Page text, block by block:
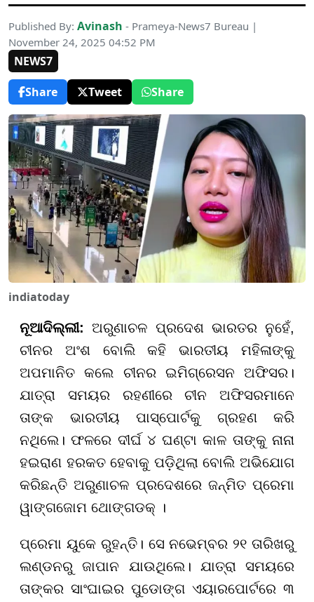
Published By: Avinash - Prameya-News7 Bureau |
November 24, 2025 04:52 PM
NEWS7
Share
Tweet Share
indiatoday
ନୂଆଦିଲ୍ଲୀ:ଅରୁଣାଚଳ ପ୍ରଦେଶ ଭାରତର ନୁହେଁ,
ଚୀନର ଅଂଶ ବୋଲି କହି ଭାରତୀୟ ମହିଳାଙ୍କୁ
ଅପମାନିତ କଲେ ଚୀନର ଇମିଗ୍ରେସନ ଅଫିସର।
ଯାତ୍ରା ସମୟର ରହଣୀରେ ଚୀନ ଅଫିସରମାନେ
ତାଙ୍କ ଭାରତୀୟ ପାସ୍‌ପୋର୍ଟକୁ ଗ୍ରହଣ କରି
ନଥିଲେ। ଫଳରେ ଦୀର୍ଘ ୪ ଘଣ୍ଟା କାଳ ତାଙ୍କୁ ନାନା
ହଇରାଣ ହରକତ ହେବାକୁ ପଡ଼ିଥିଲା ବୋଲି ଅଭିଯୋଗ
କରିଛନ୍ତି ଅରୁଣାଚଳ ପ୍ରଦେଶରେ ଜନ୍ମିତ ପ୍ରେମା
ୱାଙ୍ଗଜୋମ ଥୋଙ୍ଗଡକ୍ ।
ପ୍ରେମା ୟୁକେ ରୁହନ୍ତି। ସେ ନଭେମ୍ବର ୨୧ ତାରିଖରୁ
ଲଣ୍ଡନରୁ ଜାପାନ ଯାଉଥିଲେ। ଯାତ୍ରା ସମୟରେ
ତାଙ୍କର ସାଂଘାଇର ପୁଡୋଙ୍ଗ ଏୟାରପୋର୍ଟରେ ୩